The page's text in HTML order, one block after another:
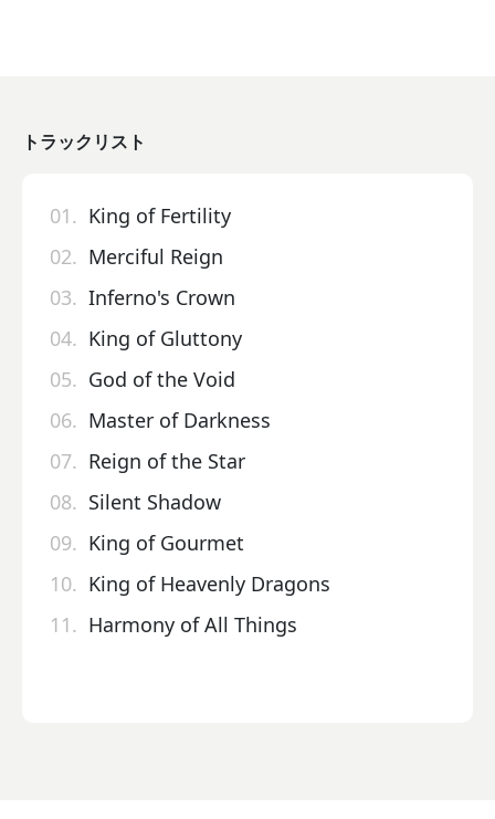
トラックリスト
01. King of Fertility
02. Merciful Reign
03. Inferno's Crown
04. King of Gluttony
05. God of the Void
06. Master of Darkness
07. Reign of the Star
08. Silent Shadow
09. King of Gourmet
10. King of Heavenly Dragons
11. Harmony of All Things